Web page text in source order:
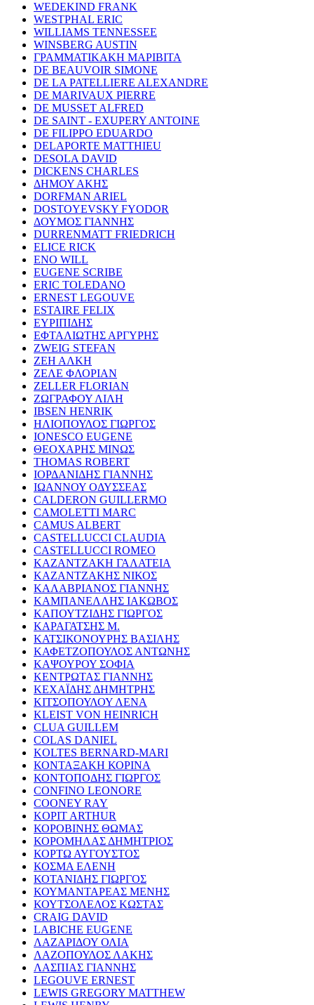
WEDEKIND FRANK
WESTPHAL ERIC
WILLIAMS TENNESSEE
WINSBERG AUSTIN
ΓΡΑΜΜΑΤΙΚΑΚΗ ΜΑΡΙΒΙΤΑ
DE BEAUVOIR SIMONE
DE LA PATELLIERE ALEXANDRE
DE MARIVAUX PIERRE
DE MUSSET ALFRED
DE SAINT - EXUPERY ANTOINE
DE FILIPPO EDUARDO
DELAPORTE MATTHIEU
DESOLA DAVID
DICKENS CHARLES
ΔΗΜΟΥ ΑΚΗΣ
DORFMAN ARIEL
DOSTOYEVSKY FYODOR
ΔΟΥΜΟΣ ΓΙΑΝΝΗΣ
DURRENMATT FRIEDRICH
ELICE RICK
ENO WILL
EUGENE SCRIBE
ERIC TOLEDANO
ERNEST LEGOUVE
ESTAIRE FELIX
ΕΥΡΙΠΙΔΗΣ
ΕΦΤΑΛΙΩΤΗΣ ΑΡΓΥΡΗΣ
ZWEIG STEFAN
ΖΕΗ ΑΛΚΗ
ΖΕΛΕ ΦΛΟΡΙΑΝ
ZELLER FLORIAN
ΖΩΓΡΑΦΟΥ ΛΙΛΗ
IBSEN HENRIK
ΗΛΙΟΠΟΥΛΟΣ ΓΙΩΡΓΟΣ
IONESCO EUGENE
ΘΕΟΧΑΡΗΣ ΜΙΝΩΣ
THOMAS ROBERT
ΙΟΡΔΑΝΙΔΗΣ ΓΙΑΝΝΗΣ
ΙΩΑΝΝΟΥ ΟΔΥΣΣΕΑΣ
CALDERON GUILLERMO
CAMOLETTI MARC
CAMUS ALBERT
CASTELLUCCI CLAUDIA
CASTELLUCCI ROMEO
ΚΑΖΑΝΤΖΑΚΗ ΓΑΛΑΤΕΙΑ
ΚΑΖΑΝΤΖΑΚΗΣ ΝΙΚΟΣ
ΚΑΛΑΒΡΙΑΝΟΣ ΓΙΑΝΝΗΣ
ΚΑΜΠΑΝΕΛΛΗΣ ΙΑΚΩΒΟΣ
ΚΑΠΟΥΤΖΙΔΗΣ ΓΙΩΡΓΟΣ
ΚΑΡΑΓΑΤΣΗΣ Μ.
ΚΑΤΣΙΚΟΝΟΥΡΗΣ ΒΑΣΙΛΗΣ
ΚΑΦΕΤΖΟΠΟΥΛΟΣ ΑΝΤΩΝΗΣ
ΚΑΨΟΥΡΟΥ ΣΟΦΙΑ
ΚΕΝΤΡΩΤΑΣ ΓΙΑΝΝΗΣ
ΚΕΧΑΪΔΗΣ ΔΗΜΗΤΡΗΣ
ΚΙΤΣΟΠΟΥΛΟΥ ΛΕΝΑ
KLEIST VON HEINRICH
CLUA GUILLEM
COLAS DANIEL
KOLTES BERNARD-MARI
ΚΟΝΤΑΞΑΚΗ ΚΟΡΙΝΑ
ΚΟΝΤΟΠΟΔΗΣ ΓΙΩΡΓΟΣ
CONFINO LEONORE
COONEY RAY
KOPIT ARTHUR
ΚΟΡΟΒΙΝΗΣ ΘΩΜΑΣ
ΚΟΡΟΜΗΛΑΣ ΔΗΜΗΤΡΙΟΣ
ΚΟΡΤΩ ΑΥΓΟΥΣΤΟΣ
ΚΟΣΜΑ ΕΛΕΝΗ
ΚΟΤΑΝΙΔΗΣ ΓΙΩΡΓΟΣ
ΚΟΥΜΑΝΤΑΡΕΑΣ ΜΕΝΗΣ
ΚΟΥΤΣΟΛΕΛΟΣ ΚΩΣΤΑΣ
CRAIG DAVID
LABICHE EUGENE
ΛΑΖΑΡΙΔΟΥ ΟΛΙΑ
ΛΑΖΟΠΟΥΛΟΣ ΛΑΚΗΣ
ΛΑΣΠΙΑΣ ΓΙΑΝΝΗΣ
LEGOUVE ERNEST
LEWIS GREGORY MATTHEW